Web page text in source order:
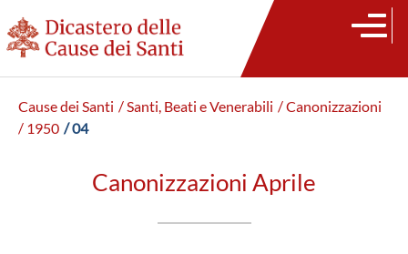
Cause dei Santi / Santi, Beati e Venerabili / Canonizzazioni
/ 1950 / 04
Canonizzazioni Aprile